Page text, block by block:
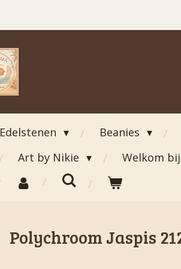
Edelstenen Beanies
Art by Nikie
Welkom
Polychroom Jaspis